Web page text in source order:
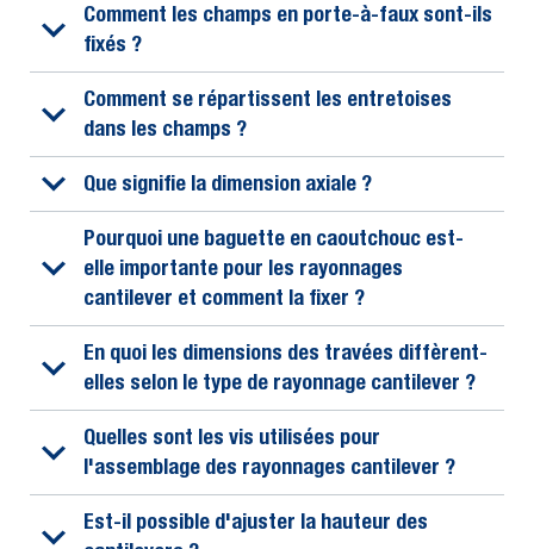
Comment les champs en porte-à-faux sont-ils
fixés ?
Comment se répartissent les entretoises
dans les champs ?
Que signifie la dimension axiale ?
Pourquoi une baguette en caoutchouc est-
elle importante pour les rayonnages
cantilever et comment la fixer ?
En quoi les dimensions des travées diffèrent-
elles selon le type de rayonnage cantilever ?
Quelles sont les vis utilisées pour
l'assemblage des rayonnages cantilever ?
Est-il possible d'ajuster la hauteur des